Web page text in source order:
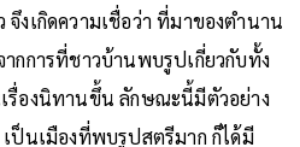
งเกิดความเชื่อว่า ที่มาของตำนาน
กการที่ชาวบ้านพบรูปเกี่ยวกับทั้ง
เรื่องนิทานขึ้น ลักษณะนี้มีตัวอย่าง
ป็นเมืองที่พบรูปสตรีมาก ก็ได้มี